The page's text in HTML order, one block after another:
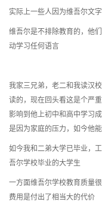
实际上一些人因为维吾尔文
维吾尔是不排除教育的，他
动学习任何语言
我家三兄弟，老二和我读汉
读的，现在回头看这是个严
影响到他上初中和高中学习
是因为家庭的压力，如今他
如今我和二弟大学已毕业，
吾尔学校毕业的大学生
一方面维吾尔学校教育质量
费用是付出了相当大的代价